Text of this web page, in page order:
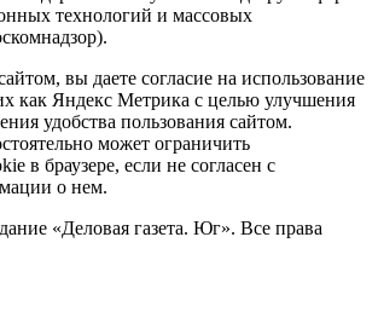
технологий и массовых
вы даете согласие на использование
как Яндекс Метрика с целью улучшения
удобства пользования сайтом.
может ограничить
в браузере, если не согласен с
о нем.
«Деловая газета. Юг». Все права